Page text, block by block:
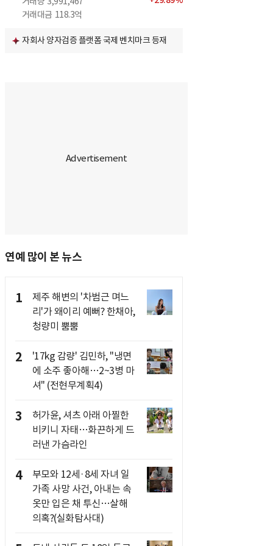
거래대금 118.3억
자회사 양자검증 플랫폼 국제 벤치마크 등재
연예 많이 본 뉴스
1
제주 해변의 '차범근 며느
리'가 왜이리 예뻐? 한채아,
청량미 뿜뿜
2
'17kg 감량' 김민하, "냉면
에 소주 좋아해…2~3병 마
셔" (전현무계획4)
3
허가윤, 셔츠 아래 아찔한
비키니 자태…화끈하게 드
러낸 가슴라인
4
부모와 12세·8세 자녀 일
가족 사망 사건, 아내는 속
옷만 입은 채 투신…살해
의혹?(실화탐사대)